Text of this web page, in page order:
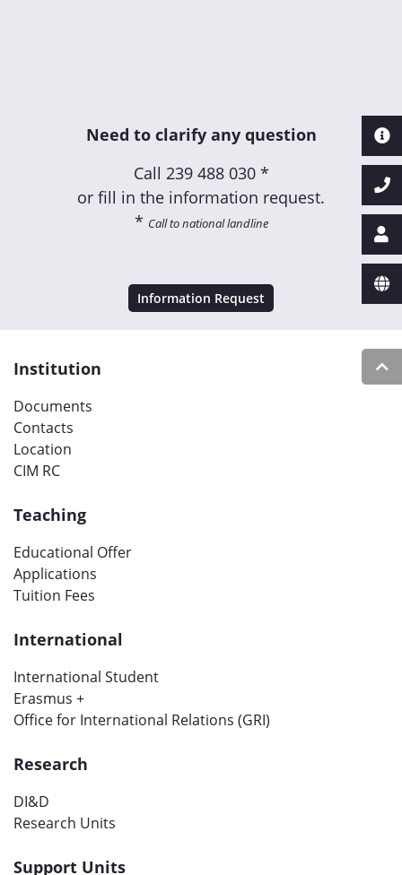
Need to clarify any question
Call 239 488 030 *
or fill in the information request.
* Call to national landline
Information Request
Institution
Documents
Contacts
Location
CIM RC
Teaching
Educational Offer
Applications
Tuition Fees
International
International Student
Erasmus +
Office for International Relations (GRI)
Research
DI&D
Research Units
Support Units